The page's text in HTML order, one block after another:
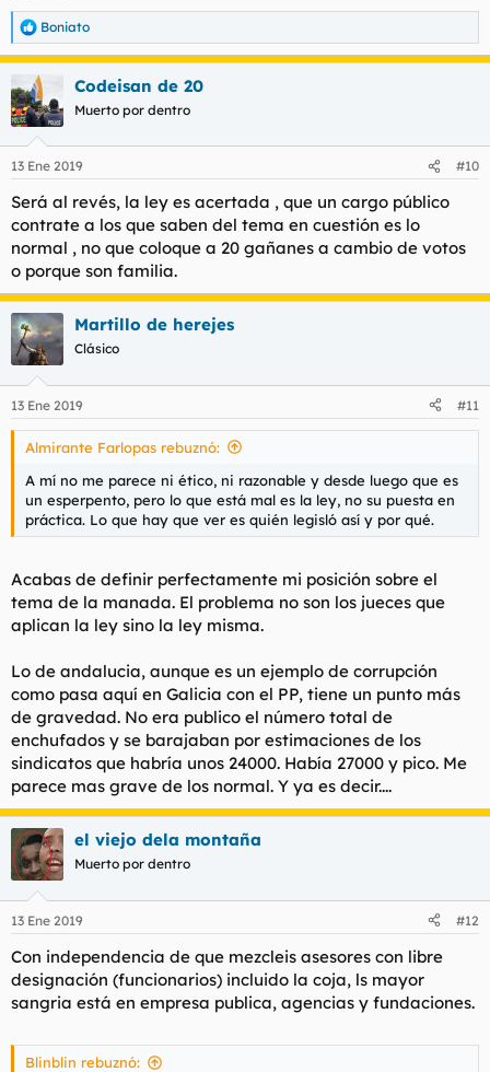
R
e
a
c
c
i
e
:
Boniato
Codeisan de 20
Muerto por dentro
13 Ene 2019 #10
Será al revés, la ley es acertada , que un cargo público
contrate a los que saben del tema en cuestión es lo
normal , no que coloque a 20 gañanes a cambio de votos
o porque son familia.
Martillo de herejes
Clásico
13 Ene 2019 #11
Almirante Farlopas rebuznó:
A mí no me parece ni ético, ni razonable y desde luego que es
un esperpento, pero lo que está mal es la ley, no su puesta en
práctica. Lo que hay que ver es quién legisló así y por qué.
Acabas de definir perfectamente mi posición sobre el
tema de la manada. El problema no son los jueces que
aplican la ley sino la ley misma.
Lo de andalucia, aunque es un ejemplo de corrupción
como pasa aquí en Galicia con el PP, tiene un punto más
de gravedad. No era publico el número total de
enchufados y se barajaban por estimaciones de los
sindicatos que habría unos 24000. Había 27000 y pico. Me
parece mas grave de los normal. Y ya es decir....
el viejo dela montaña
Muerto por dentro
13 Ene 2019 #12
Con independencia de que mezcleis asesores con libre
designación (funcionarios) incluido la coja, ls mayor
sangria está en empresa publica, agencias y fundaciones.
Blinblin rebuznó: